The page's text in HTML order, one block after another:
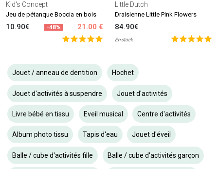
Kid's Concept
Jeu de pétanque Boccia en bois
10.90€ -48% 21.00 €
Little Dutch
Draisienne Little Pink Flowers
84.90€
En stock
Jouet / anneau de dentition Hochet
Jouet d'activités à suspendre Jouet d'activités
Livre bébé en tissu Eveil musical Centre d'activités
Album photo tissu Tapis d'eau Jouet d'éveil
Balle / cube d'activités fille Balle / cube d'activités garçon